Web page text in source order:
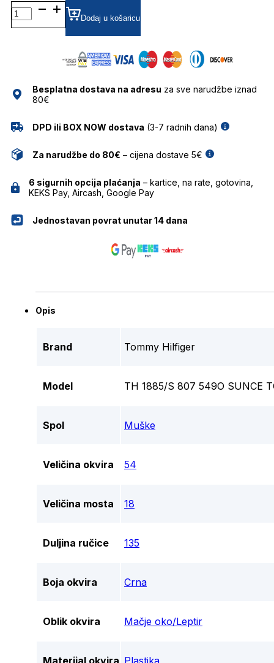
TH1885/S
GRADIJENT SUNČANE
NAOČALE
Dodaj u košaricu
Besplatna dostava na adresu za sve narudžbe iznad
80€
DPD ili BOX NOW dostava (3-7 radnih dana)
Za narudžbe do 80€ – cijena dostave 5€
6 sigurnih opcija plaćanja – kartice, na rate, gotovina,
KEKS Pay, Aircash, Google Pay
Jednostavan povrat unutar 14 dana
Opis
Brand Tommy Hilfiger
Model TH 1885/S 807 549O SUNCE
Spol Muške
Veličina okvira 54
Veličina mosta 18
Duljina ručice 135
Boja okvira Crna
Oblik okvira Mačje oko/Leptir